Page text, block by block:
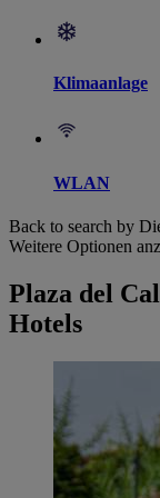
Klimaanlage
WLAN
Back to search by
Weitere Optionen
Plaza del
Hotels